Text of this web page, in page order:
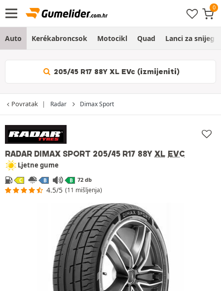
Auto Kerékabroncsok Motocikl Quad Lanci za snijeg
205/45 R17 88Y XL EVc (izmijeniti)
Povratak Radar Dimax Sport
RADAR DIMAX SPORT 205/45 R17 88Y XL EVC
Ljetne gume
C B B 72 db
4.5/5 (11 mišljenja)